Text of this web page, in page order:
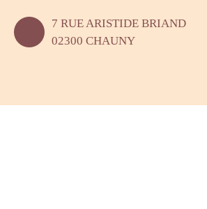
7 RUE ARISTIDE BRIAND
02300 CHAUNY